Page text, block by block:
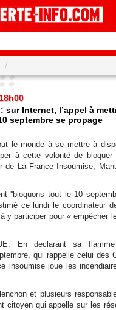
sur Internet, l’appel à
septembre se propage
le monde à se mettre à
à cette volonté de
de La France Insoumise,
''bloquons tout le 10
ce lundi le coordinateur
y participer pour « empêcher
En declarant sa
qui rappelle celui des
insoumise joue les
et plusieurs
citoyen qui appelle sur les